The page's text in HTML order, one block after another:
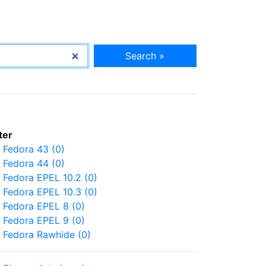
Search »
Fedora 43 (0)
Fedora 44 (0)
Fedora EPEL 10.2 (0)
Fedora EPEL 10.3 (0)
Fedora EPEL 8 (0)
Fedora EPEL 9 (0)
Fedora Rawhide (0)